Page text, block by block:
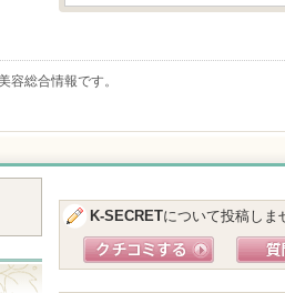
容総合情報です。
K-SECRETについて投稿しま